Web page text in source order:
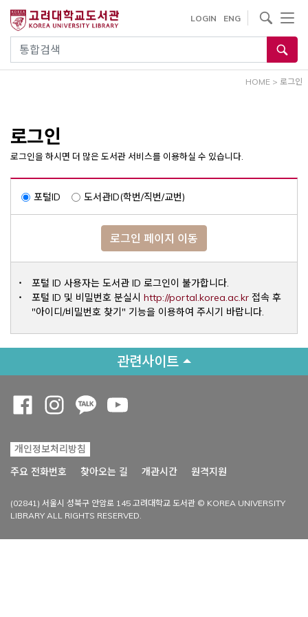
건
통합검색
LOGIN ENG
사이트내 검색
HOME > 로그인
로그인
로그인을 하시면 더 많은 도서관 서비스를 이용하실 수 있습니다.
포털ID 도서관ID(학번/직번/교번)
로그인 페이지 이동
포털 ID 사용자는 도서관 ID 로그인이 불가합니다.
포털 ID 및 비밀번호 분실시 http://portal.korea.ac.krOpens a
접속 후
"아이디/비밀번호 찾기" 기능을 이용하여 주시기 바랍니다.
관련사이트
개인정보처리방침
주요 전화번호
찾아오는 길 개관시간 원격지원
(02841) 서울시 성북구 안암로 145 고려대학교 도서관 © KOREA UNIVERSITY
LIBRARY ALL RIGHTS RESERVED.
Opens a new window
Opens a new window
Opens a new window